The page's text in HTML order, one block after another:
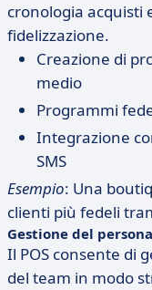
cronologia acquisti
fidelizzazione.
Creazione di
medio
Programmi
Integrazione
SMS
Esempio: Una
clienti più fedeli
Gestione del
Il POS consente di
del team in modo